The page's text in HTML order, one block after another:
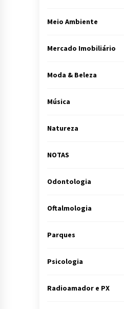
Meio Ambiente
Mercado Imobiliário
Moda & Beleza
Música
Natureza
NOTAS
Odontologia
Oftalmologia
Parques
Psicologia
Radioamador e PX